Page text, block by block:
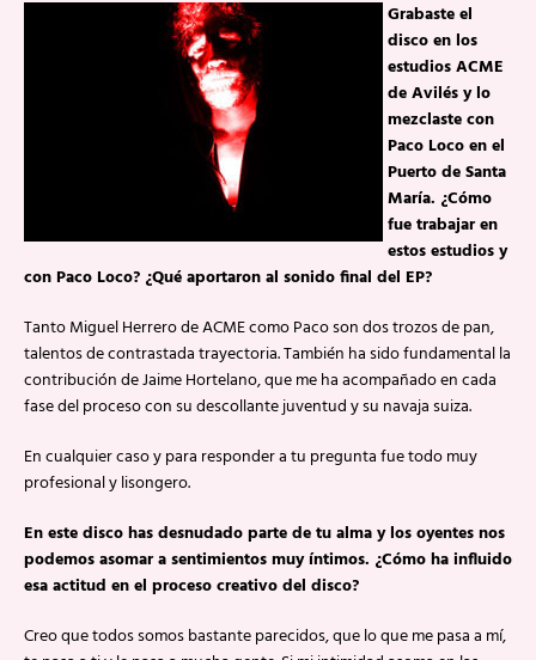
Grabaste el
disco en los
estudios ACME
de Avilés y lo
mezclaste con
Paco Loco en el
Puerto de Santa
María. ¿Cómo
fue trabajar en
estos estudios y
con Paco Loco? ¿Qué aportaron al sonido final del EP?
Tanto Miguel Herrero de ACME como Paco son dos trozos de pan,
talentos de contrastada trayectoria. También ha sido fundamental la
contribución de Jaime Hortelano, que me ha acompañado en cada
fase del proceso con su descollante juventud y su navaja suiza.
En cualquier caso y para responder a tu pregunta fue todo muy
profesional y lisongero.
En este disco has desnudado parte de tu alma y los oyentes nos
podemos asomar a sentimientos muy íntimos. ¿Cómo ha influido
esa actitud en el proceso creativo del disco?
Creo que todos somos bastante parecidos, que lo que me pasa a mí,